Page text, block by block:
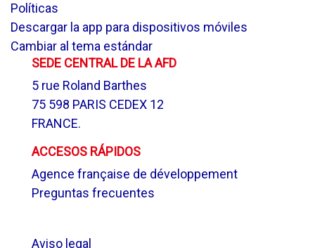
Políticas
Descargar la app para dispositivos móviles
Cambiar al tema estándar
SEDE CENTRAL DE LA AFD
5 rue Roland Barthes
75 598 PARIS CEDEX 12
FRANCE.
ACCESOS RÁPIDOS
Agence française de développement
Preguntas frecuentes
Aviso legal